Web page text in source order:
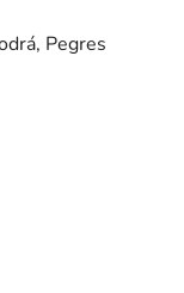
Pegres